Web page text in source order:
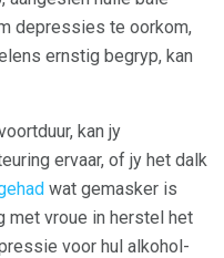
depressies te oorkom,
ernstig begryp, kan
kan jy
ervaar, of jy het dalk
wat gemasker is
met vroue in herstel het
voor hul alkohol-